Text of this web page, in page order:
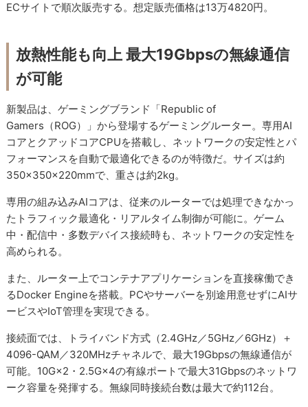
ECサイトで順次販売する。想定販売価格は13万4820円。
放熱性能も向上 最大19Gbpsの無線通信
が可能
新製品は、ゲーミングブランド「Republic of
Gamers（ROG）」から登場するゲーミングルーター。専用AI
コアとクアッドコアCPUを搭載し、ネットワークの安定性とパ
フォーマンスを自動で最適化できるのが特徴だ。サイズは約
350×350×220mmで、重さは約2kg。
専用の組み込みAIコアは、従来のルーターでは処理できなかっ
たトラフィック最適化・リアルタイム制御が可能に。ゲーム
中・配信中・多数デバイス接続時も、ネットワークの安定性を
高められる。
また、ルーター上でコンテナアプリケーションを直接稼働でき
るDocker Engineを搭載。PCやサーバーを別途用意せずにAIサ
ービスやIoT管理を実現できる。
接続面では、トライバンド方式（2.4GHz／5GHz／6GHz）＋
4096-QAM／320MHzチャネルで、最大19Gbpsの無線通信が
可能。10G×2・2.5G×4の有線ポートで最大31Gbpsのネットワ
ーク容量を発揮する。無線同時接続台数は最大で約112台。